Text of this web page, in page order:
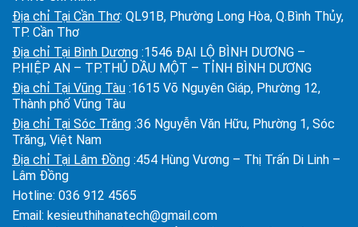
Địa chỉ Tại Cần Thơ: QL91B, Phường Long Hòa, Q.Bình Thủy,
TP. Cần Thơ
Địa chỉ Tại Bình Dương :1546 ĐẠI LỘ BÌNH DƯƠNG –
P.HIỆP AN – TP.THỦ DẦU MỘT – TỈNH BÌNH DƯƠNG
Địa chỉ Tại Vũng Tàu :1615 Võ Nguyên Giáp, Phường 12,
Thành phố Vũng Tàu
Địa chỉ Tại Sóc Trăng :36 Nguyễn Văn Hữu, Phường 1, Sóc
Trăng, Việt Nam
Địa chỉ Tại Lâm Đồng :454 Hùng Vương – Thị Trấn Di Linh –
Lâm Đồng
Hotline: 036 912 4565
Email: kesieuthihanatech@gmail.com